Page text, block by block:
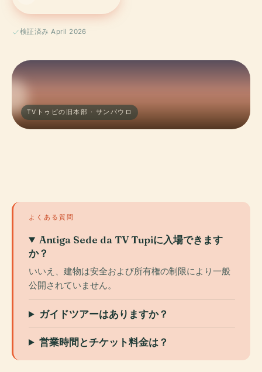
検証済み April 2026
TVトゥピの旧本部 · サンパウロ
よくある質問
Antiga Sede da TV Tupiに入場できます
か？
いいえ、建物は安全および所有権の制限により​​一般
公開されていません。
ガイドツアーはありますか？
営業時間とチケット料金は？